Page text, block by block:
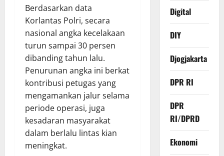
Berdasarkan data
Korlantas Polri, secara
nasional angka kecelakaan
turun sampai 30 persen
dibanding tahun lalu.
Penurunan angka ini berkat
kontribusi petugas yang
mengamankan jalur selama
periode operasi, juga
kesadaran masyarakat
dalam berlalu lintas kian
meningkat.
Digital
DIY
Djogjakarta
DPR RI
DPR
RI/DPRD
Ekonomi